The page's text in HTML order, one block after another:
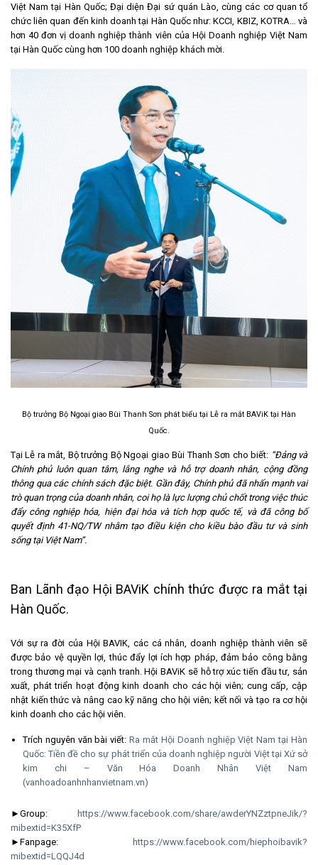
Việt Nam tại Hàn Quốc; Đại diện Đại sứ quán Lào, cùng các cơ quan tổ
chức liên quan đến kinh doanh tại Hàn Quốc như: KCCI, KBIZ, KOTRA… và
hơn 40 đơn vị doanh nghiệp thành viên của Hội Doanh nghiệp Việt Nam
tại Hàn Quốc cùng hơn 100 doanh nghiệp khách mời.
Bộ trưởng Bộ Ngoại giao Bùi Thanh Sơn phát biểu tại Lễ ra mắt BAViK tại Hàn
Quốc.
Tại Lễ ra mắt, Bộ trưởng Bộ Ngoại giao Bùi Thanh Sơn cho biết: “Đảng và
Chính phủ luôn quan tâm, lắng nghe và hỗ trợ doanh nhân, cộng đồng
thông qua các chính sách đặc biệt. Gần đây, Chính phủ đã nhấn mạnh vai
trò quan trọng của doanh nhân, coi họ là lực lượng chủ chốt trong việc thúc
đẩy công nghiệp hóa, hiện đại hóa và tích hợp quốc tế, và đã công bố
quyết định 41-NQ/TW nhằm tạo điều kiện cho kiều bào đầu tư và sinh
sống tại Việt Nam”.
Ban Lãnh đạo Hội BAViK chính thức được ra mắt tại
Hàn Quốc.
Với sự ra đời của Hội BAVIK, các cá nhân, doanh nghiệp thành viên sẽ
được bảo vệ quyền lợi, thúc đẩy lợi ích hợp pháp, đảm bảo công bằng
trong thương mại và cạnh tranh. Hội BAViK sẽ hỗ trợ xúc tiến đầu tư, sản
xuất, phát triển hoạt động kinh doanh cho các hội viên; cung cấp, cập
nhật kiến thức và nâng cao kỹ năng cho hội viên; kết nối và tạo ra cơ hội
kinh doanh cho các hội viên.
Trích nguyên văn bài viết:Ra mắt Hội Doanh nghiệp Việt Nam tại Hàn
Quốc: Tiền đề cho sự phát triển của doanh nghiệp người Việt tại Xứ sở
kim chi – Văn Hóa Doanh Nhân Việt Nam
(vanhoadoanhnhanvietnam.vn)
►Group:
https://www.facebook.com/share/awderYNZztpneJik/?
mibextid=K35XfP
►Fanpage:
https://www.facebook.com/hiephoibavik?
mibextid=LQQJ4d